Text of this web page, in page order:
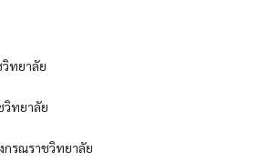
ยาลัย
ยาลัย
าชวิทยาลัย